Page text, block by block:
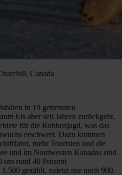
Canada
in 19 getrennten
Eis aber seit Jahren zurückgeht,
für die Robbenjagd, was das
erschwert. Dazu kommen
mehr Touristen und die
und im Nordwesten Kanadas sind
um rund 40 Prozent
gezählt, zuletzt nur noch 900.